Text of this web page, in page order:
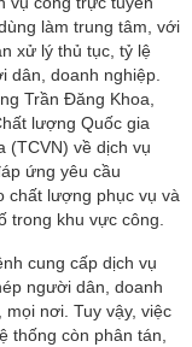
làm trung tâm, với
xử lý thủ tục, tỷ lệ
dân, doanh nghiệp.
Trần Đăng Khoa,
lượng Quốc gia
(TCVN) về dịch vụ
ứng yêu cầu
chất lượng phục vụ và
trong khu vực công.
cung cấp dịch vụ
người dân, doanh
nơi. Tuy vậy, việc
thống còn phân tán,